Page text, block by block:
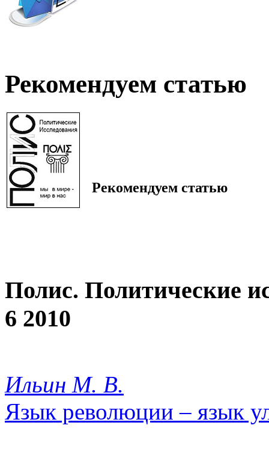
Рекомендуем статью
Рекомендуем статью
Полис. Политические
6 2010
Ильин М. В.
Язык революции – язык